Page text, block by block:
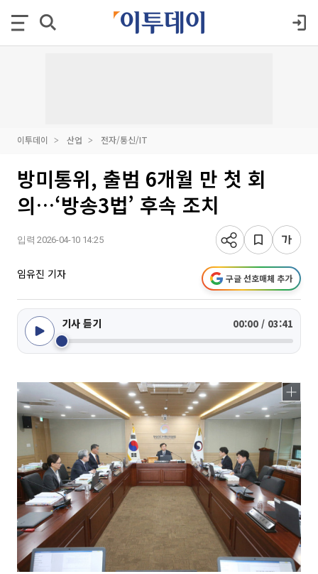
이투데이 산업 전자/통신/IT
방미통위, 출범 6개월 만 첫 회
의…‘방송3법’ 후속 조치
입력 2026-04-10 14:25
임유진 기자 구글 선호매체 추가
기사 듣기 00:00 / 03:41